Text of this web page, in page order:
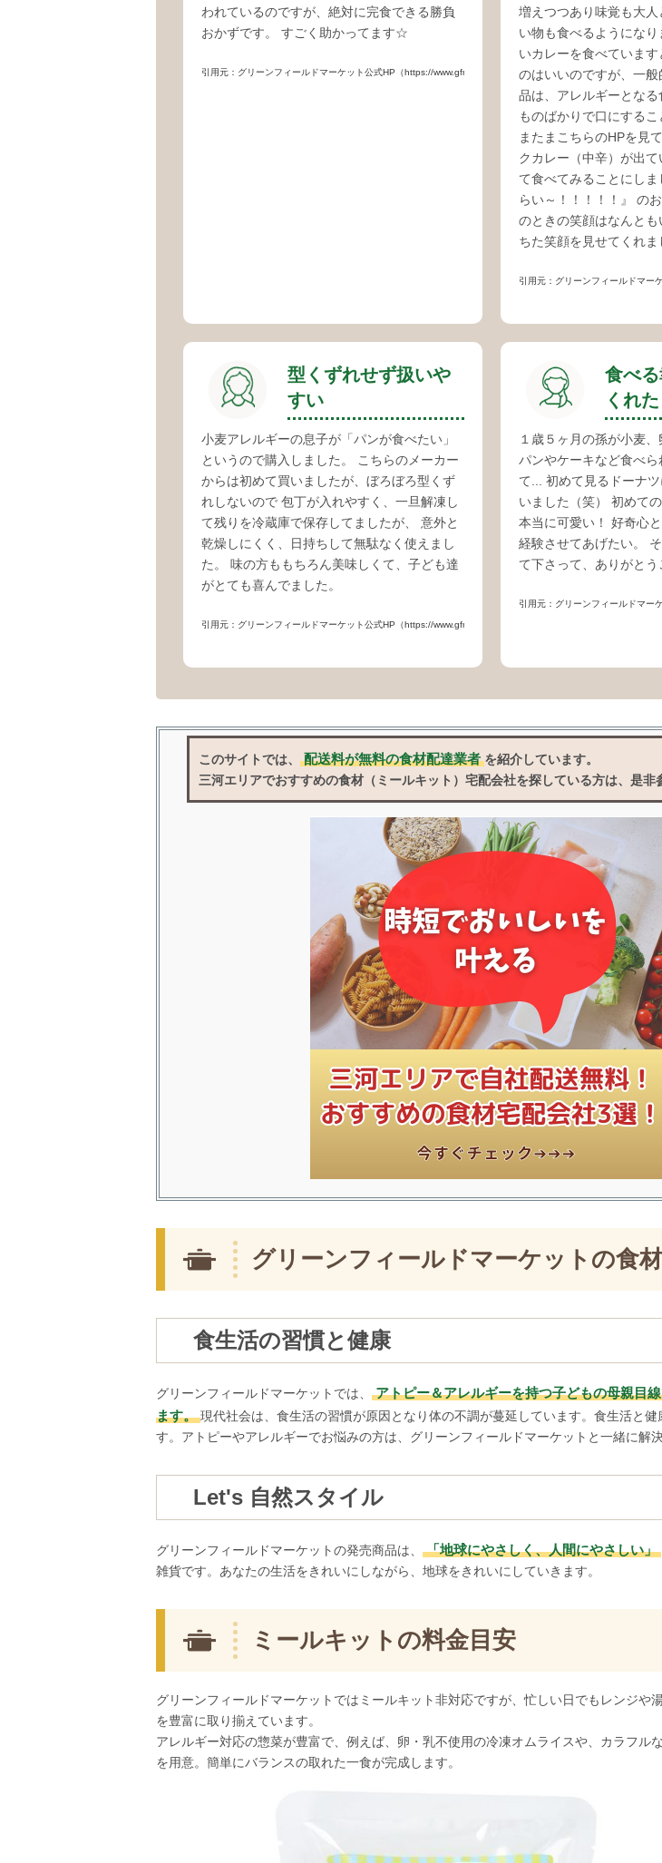
われているのですが、絶対に完食できる勝負
おかずです。 すごく助かってます☆
引用元：グリーンフィールドマーケット公式HP（https://www.gfmarket.jp/item/item_01.php?code=390049）
増えつつあり味覚も大
い物も食べるようにな
いカレーを食べていま
のはいいのですが、一
品は、アレルギーとな
ものばかりで口にする
またまこちらのHPを見
クカレー（中辛）が出
て食べてみることにし
らい～！！！！！』 の
のときの笑顔はなんと
ちた笑顔を見せてくれま
引用元：グリーンフィールドマ
型くずれせず扱いや
すい
小麦アレルギーの息子が「パンが食べたい」
というので購入しました。 こちらのメーカー
からは初めて買いましたが、ぼろぼろ型くず
れしないので 包丁が入れやすく、一旦解凍し
て残りを冷蔵庫で保存してましたが、 意外と
乾燥しにくく、日持ちして無駄なく使えまし
た。 味の方ももちろん美味しくて、子ども達
がとても喜んでました。
引用元：グリーンフィールドマーケット公式HP（https://www.gfmarket.jp/item/item_01.php?code=390071）
食べ
くれた
１歳５ヶ月の孫が小麦
パンやケーキなど食べら
て... 初めて見るドーナ
いました（笑） 初めて
本当に可愛い！ 好奇心
経験させてあげたい。
て下さって、ありがとう
引用元：グリーンフィールドマー
このサイトでは、 配送料が無料の食材配達業者 を紹介しています。
三河エリアでおすすめの食材（ミールキット）宅配会社を探している方は、是非
グリーンフィールドマーケットの食
食生活の習慣と健康
グリーンフィールドマーケットでは、
アトピー＆アレルギーを持つ子どもの母親目
ます。 現代社会は、食生活の習慣が原因となり体の不調が蔓延しています。食生活と健
す。アトピーやアレルギーでお悩みの方は、グリーンフィールドマーケットと一緒に解決
Let's 自然スタイル
グリーンフィールドマーケットの発売商品は、 「地球にやさしく、人間にやさしい」
雑貨です。あなたの生活をきれいにしながら、地球をきれいにしていきます。
ミールキットの料金目安
グリーンフィールドマーケットではミールキット非対応ですが、忙しい日でもレンジや
を豊富に取り揃えています。
アレルギー対応の惣菜が豊富で、例えば、卵・乳不使用の冷凍オムライスや、カラフル
を用意。簡単にバランスの取れた一食が完成します。